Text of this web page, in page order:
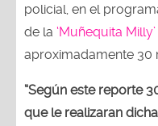
policial, en el
de la ‘Muñequita Milly’
aproximadamente 30
“Según este reporte
que le realizaran